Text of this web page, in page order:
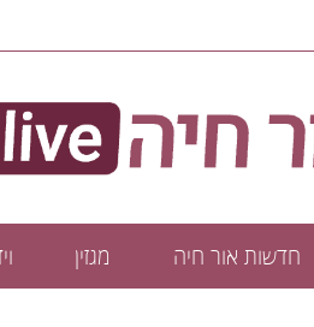
חדשות אור חיה מגזין